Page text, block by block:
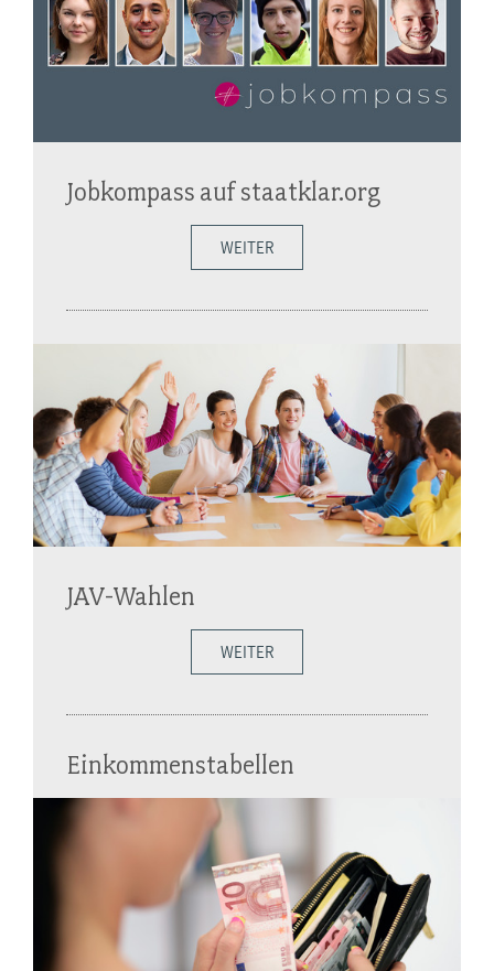
Jobkompass auf staatklar.org
WEITER
JAV-Wahlen
WEITER
Einkommenstabellen